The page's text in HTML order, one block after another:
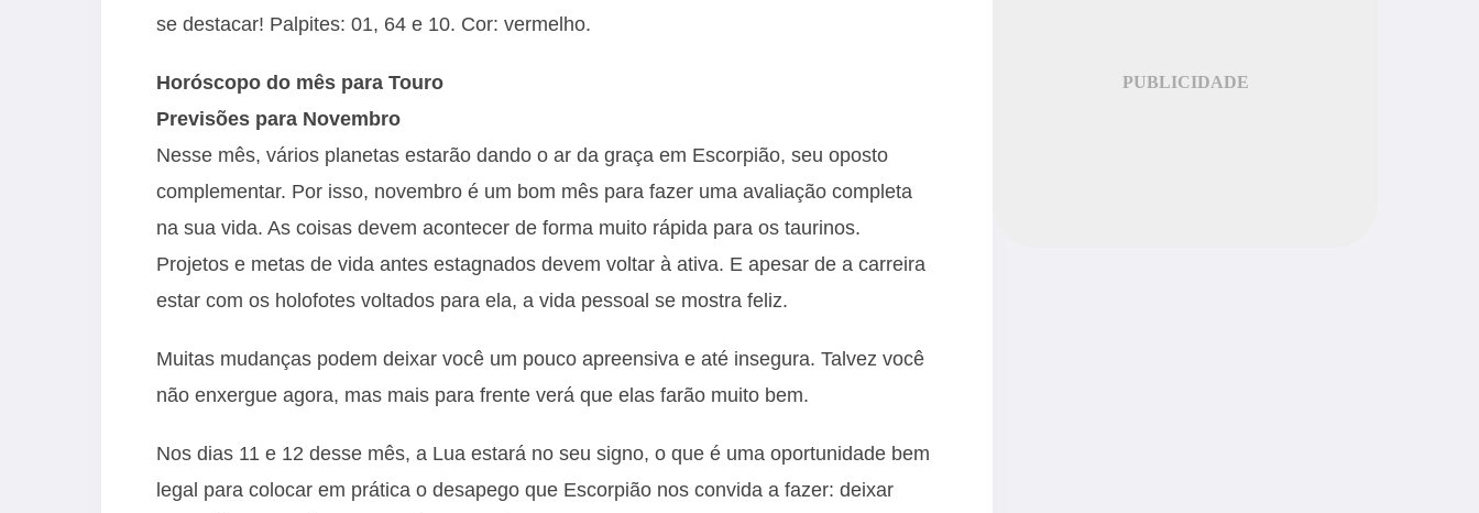
se destacar! Palpites: 01, 64 e 10. Cor: vermelho.
Horóscopo do mês para Touro
Previsões para Novembro
Nesse mês, vários planetas estarão dando o ar da graça em Escorpião, seu oposto
complementar. Por isso, novembro é um bom mês para fazer uma avaliação completa
na sua vida. As coisas devem acontecer de forma muito rápida para os taurinos.
Projetos e metas de vida antes estagnados devem voltar à ativa. E apesar de a carreira
estar com os holofotes voltados para ela, a vida pessoal se mostra feliz.
Muitas mudanças podem deixar você um pouco apreensiva e até insegura. Talvez você
não enxergue agora, mas mais para frente verá que elas farão muito bem.
Nos dias 11 e 12 desse mês, a Lua estará no seu signo, o que é uma oportunidade bem
legal para colocar em prática o desapego que Escorpião nos convida a fazer: deixar
PUBLICIDADE